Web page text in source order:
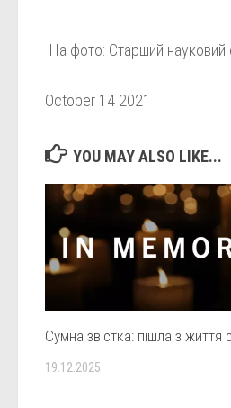
На фото: Старший науковий
October 14 2021
YOU MAY ALSO LIKE...
Сумна звістка: пішла з життя
19.12.2025